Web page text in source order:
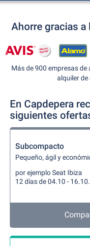
Ahorre gracias
Más de 900 empresas
alquiler de
En Capdepera
siguientes
Subcompacto
Pequeño, ágil y
por ejemplo Seat Ibiza
12 días de 04.10 -